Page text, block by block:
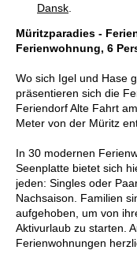
Dansk
Müritzparadies -
Ferienwohnung, 6
Wo sich Igel und Hase
präsentieren sich die
Feriendorf Alte Fahrt
Meter von der Müritz
In 30 modernen
Seenplatte bietet sich
jeden: Singles oder
Nachsaison. Familien
aufgehoben, um von
Aktivurlaub zu starten.
Ferienwohnungen